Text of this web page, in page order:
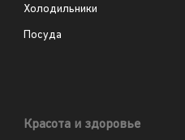
Холодильники
Посуда
Красота и здоровье